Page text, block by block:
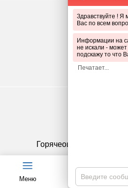
Меню Каталог
Срок службы
Горячеоцинкованное
Здравствуйте ! Я
Вас по всем
Информации на
не искали -
подскажу то что